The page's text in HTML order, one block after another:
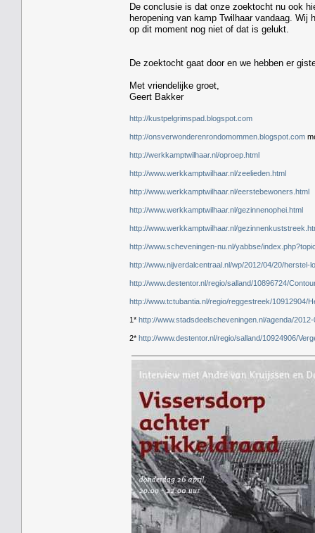
De conclusie is dat onze zoektocht nu ook
heropening van kamp Twilhaar vandaag. Wij
op dit moment nog niet of dat is gelukt.
De zoektocht gaat door en we hebben er
Met vriendelijke groet,
Geert Bakker
http://kustpelgrimspad.blogspot.com
http://onsverwonderenrondomommen.blogspot.com
http://werkkamptwilhaar.nl/oproep.html
http://www.werkkamptwilhaar.nl/zeelieden.html
http://www.werkkamptwilhaar.nl/eerstebewoners.html
http://www.werkkamptwilhaar.nl/gezinnenophei.html
http://www.werkkamptwilhaar.nl/
http://www.scheveningen-nu.nl/yabbse/
http://www.nijverdalcentraal.nl/wp/2012/04/20/herstel-
http://www.destentor.nl/regio/salland/10896724/
http://www.tctubantia.nl/regio/reggestreek/10912904/
1* http://www.stadsdeelscheveningen.nl/agenda/
2* http://www.destentor.nl/regio/salland/10924906/